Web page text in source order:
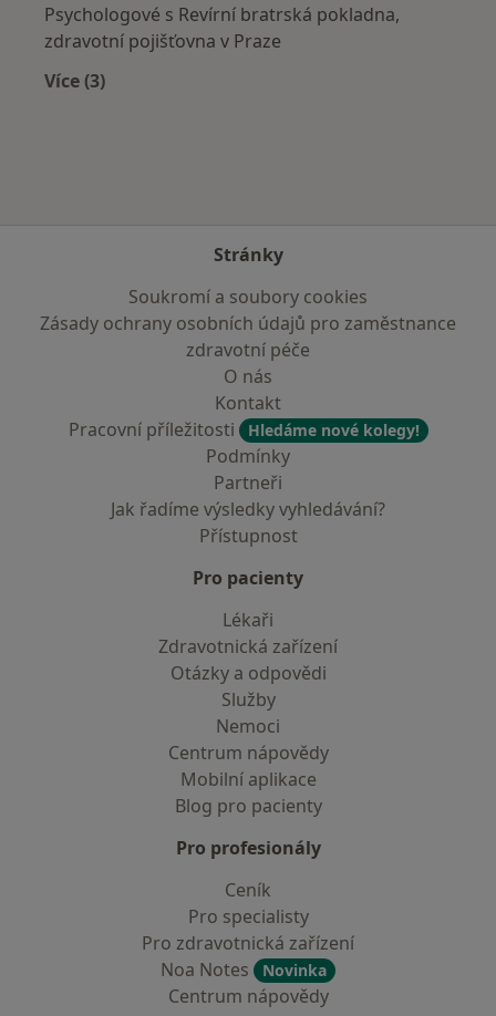
Psychologové s Revírní bratrská pokladna,
zdravotní pojišťovna v Praze
Více (3)
Stránky
Soukromí a soubory cookies
Zásady ochrany osobních údajů pro zaměstnance
zdravotní péče
O nás
Kontakt
Pracovní příležitosti
Hledáme nové kolegy!
Podmínky
Partneři
Jak řadíme výsledky vyhledávání?
Přístupnost
Pro pacienty
Lékaři
Zdravotnická zařízení
Otázky a odpovědi
Služby
Nemoci
Centrum nápovědy
Mobilní aplikace
Blog pro pacienty
Pro profesionály
Ceník
Pro specialisty
Pro zdravotnická zařízení
Noa Notes
Novinka
Centrum nápovědy